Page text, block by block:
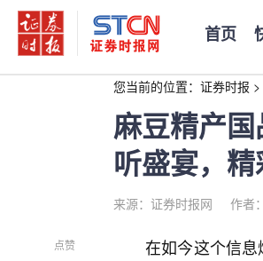
首页
您当前的位置： 证券时报 >
麻豆精产
听盛宴，
来源：证券时报网 作者
点赞
在如今这个信